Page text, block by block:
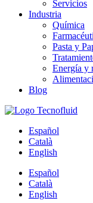
Servicios
Industria
Química
Pasta y
Energía y
Blog
Español
Català
English
Español
Català
English